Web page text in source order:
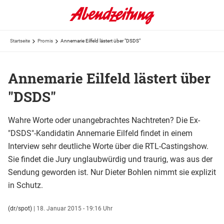
Startseite Promis Annemarie Eilfeld lästert über "DSDS"
Annemarie Eilfeld lästert über
"DSDS"
Wahre Worte oder unangebrachtes Nachtreten? Die Ex-
"DSDS"-Kandidatin Annemarie Eilfeld findet in einem
Interview sehr deutliche Worte über die RTL-Castingshow.
Sie findet die Jury unglaubwürdig und traurig, was aus der
Sendung geworden ist. Nur Dieter Bohlen nimmt sie explizit
in Schutz.
(dr/spot) | 18. Januar 2015 - 19:16 Uhr